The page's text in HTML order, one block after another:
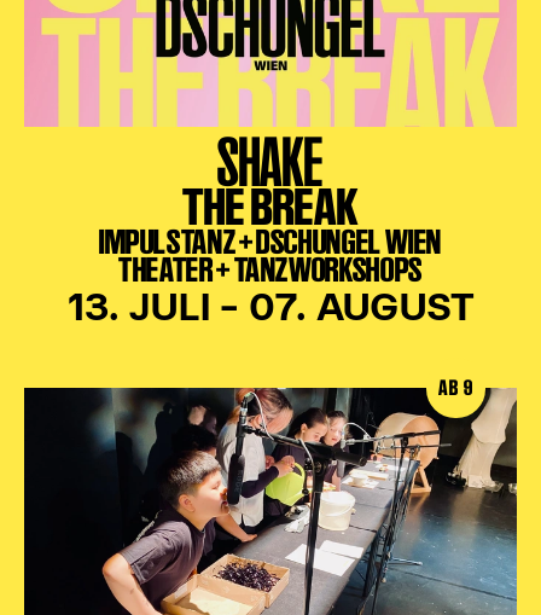
SHAKE
THE BREAK
IMPULSTANZ + DSCHUNGEL WIEN
THEATER + TANZWORKSHOPS
13. JULI – 07. AUGUST
AB 9